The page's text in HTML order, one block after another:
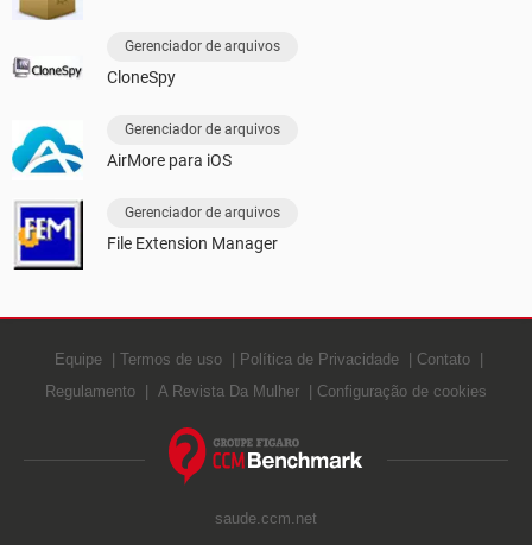
Gerenciador de arquivos
CloneSpy
Gerenciador de arquivos
AirMore para iOS
Gerenciador de arquivos
File Extension Manager
Equipe Termos de uso Política de Privacidade
Contato
Regulamento
A Revista Da Mulher Configuração de cookies
saude.ccm.net